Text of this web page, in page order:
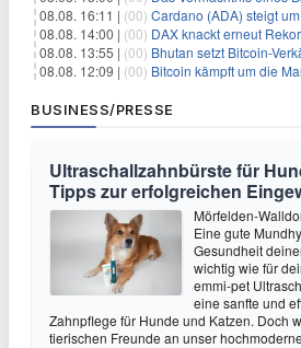
08.08. 16:11 | (00) Cardano (ADA) steigt um 18% in einer
08.08. 14:00 | (00) DAX knackt erneut Rekordmarke –
08.08. 13:55 | (00) Bhutan setzt Bitcoin-Verkäufe
08.08. 12:09 | (00) Bitcoin kämpft um die Marke von
BUSINESS/PRESSE
Ultraschallzahnbürste für
Tipps zur erfolgreichen
Mörfelden-
Eine gute
Gesundheit
wichtig wie für
emmi-pet
eine sanfte und
Zahnpflege für Hunde und Katzen. Doch
tierischen Freunde an unser